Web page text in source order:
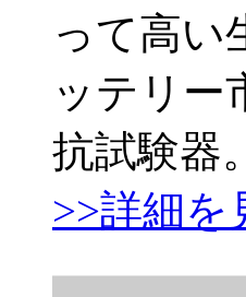
って高い
ッテリー
抗試験器。
>>詳細を